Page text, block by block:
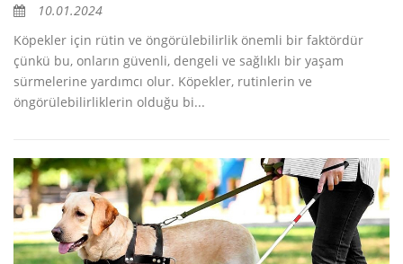
10.01.2024
Köpekler için rütin ve öngörülebilirlik önemli bir faktördür
çünkü bu, onların güvenli, dengeli ve sağlıklı bir yaşam
sürmelerine yardımcı olur. Köpekler, rutinlerin ve
öngörülebilirliklerin olduğu bi...